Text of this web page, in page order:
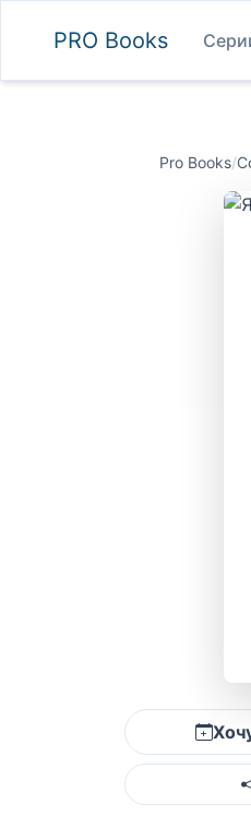
PRO Books
Pro Books/